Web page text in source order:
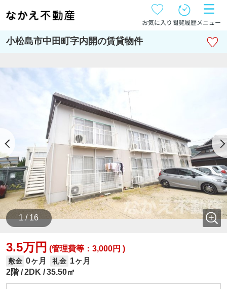
お気に入り閲覧履歴メニュー
小松島市中田町字内開の賃貸物件
1 / 16
3.5万円 (管理費等：3,000円 )
敷金 0ヶ月 礼金 1ヶ月
2階 2DK 35.50㎡